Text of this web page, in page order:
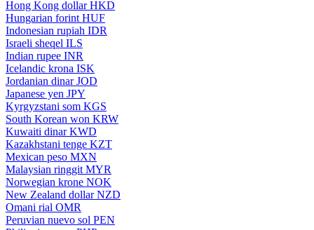
Hong Kong dollar HKD
Hungarian forint HUF
Indonesian rupiah IDR
Israeli sheqel ILS
Indian rupee INR
Icelandic krona ISK
Jordanian dinar JOD
Japanese yen JPY
Kyrgyzstani som KGS
South Korean won KRW
Kuwaiti dinar KWD
Kazakhstani tenge KZT
Mexican peso MXN
Malaysian ringgit MYR
Norwegian krone NOK
New Zealand dollar NZD
Omani rial OMR
Peruvian nuevo sol PEN